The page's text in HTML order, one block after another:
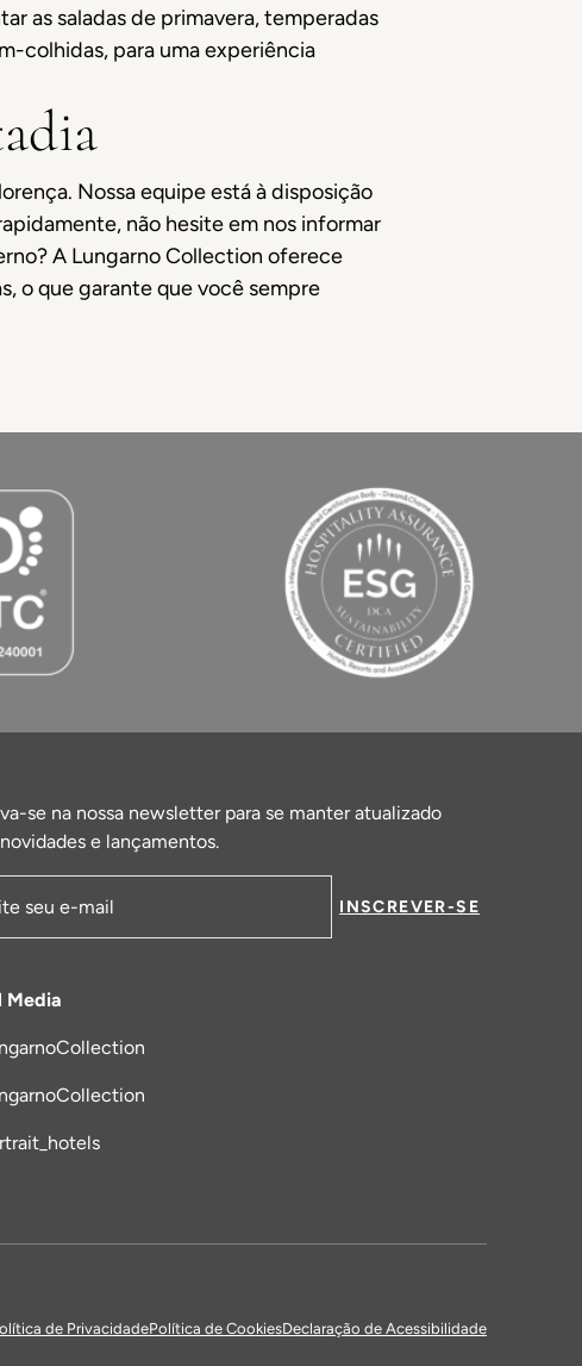
as saladas de primavera, temperadas
colhidas, para uma experiência
Nossa equipe está à disposição
não hesite em nos informar
A Lungarno Collection oferece
o que garante que você sempre
se na nossa newsletter para se manter atualizado
e lançamentos.
de email
INSCREVER-SE
Media
uma nova aba
de PrivacidadePolítica de CookiesDeclaração de Acessibilidade